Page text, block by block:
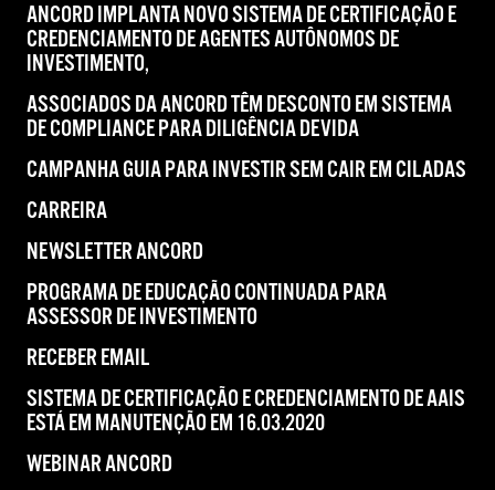
ANCORD IMPLANTA NOVO SISTEMA DE CERTIFICAÇÃO E
CREDENCIAMENTO DE AGENTES AUTÔNOMOS DE
INVESTIMENTO,
ASSOCIADOS DA ANCORD TÊM DESCONTO EM SISTEMA
DE COMPLIANCE PARA DILIGÊNCIA DEVIDA
CAMPANHA GUIA PARA INVESTIR SEM CAIR EM CILADAS
CARREIRA
NEWSLETTER ANCORD
PROGRAMA DE EDUCAÇÃO CONTINUADA PARA
ASSESSOR DE INVESTIMENTO
RECEBER EMAIL
SISTEMA DE CERTIFICAÇÃO E CREDENCIAMENTO DE AAIS
ESTÁ EM MANUTENÇÃO EM 16.03.2020
WEBINAR ANCORD